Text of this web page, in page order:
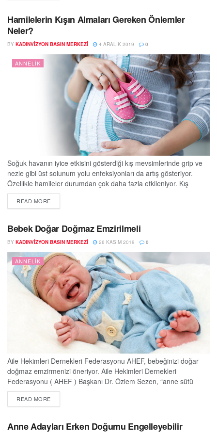
ayda haftada 4 gün...
Hamilelerin Kışın Almaları Gereken Önlemler
Neler?
BY KADINVIZYON BASIN MERKEZI 4 ARALIK 2019 0
ANNELIK
Soğuk havanın iyice etkisini gösterdiği kış mevsimlerinde grip ve
nezle gibi üst solunum yolu enfeksiyonları da artış gösteriyor.
Özellikle hamileler durumdan çok daha fazla etkileniyor. Kış
aylarında nezle veya grip olan hamileler ne yapmalı? Kış
hastalıklarından nasıl korunmalı? Liv Hospital Kadın Hastalıkları ve
bulundu. Bulunduğunuz ortamın havasını temiz tutun:...
READ MOREDETAILS
Bebek Doğar Doğmaz Emzirilmeli
BY KADINVIZYON BASIN MERKEZI 26 KASIM 2019 0
ANNELIK
Aile Hekimleri Dernekleri Federasyonu AHEF, bebeğinizi doğar
doğmaz emzirmenizi öneriyor. Aile Hekimleri Dernekleri
Federasyonu ( AHEF ) Başkanı Dr. Özlem Sezen, “anne sütü
bebek için eşsiz ve çok kıymetli bir besindir” diyor. Bebeğin hayata
tutunması için en önemli besin olmanın yanı sıra bir aşı gibi
Sezen, hassas bir dönem...
READ MOREDETAILS
Anne Adayları Erken Doğumu Engelleyebilir